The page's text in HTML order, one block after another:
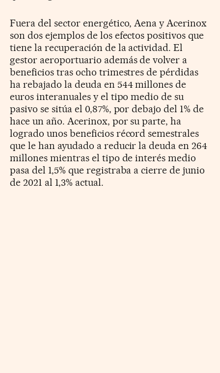
Fuera del sector energético, Aena y Acerinox
son dos ejemplos de los efectos positivos que
tiene la recuperación de la actividad. El
gestor aeroportuario además de volver a
beneficios tras ocho trimestres de pérdidas
ha rebajado la deuda en 544 millones de
euros interanuales y el tipo medio de su
pasivo se sitúa el 0,87%, por debajo del 1% de
hace un año. Acerinox, por su parte, ha
logrado unos beneficios récord semestrales
que le han ayudado a reducir la deuda en 264
millones mientras el tipo de interés medio
pasa del 1,5% que registraba a cierre de junio
de 2021 al 1,3% actual.